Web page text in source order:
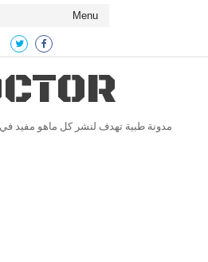
مدونة طبية تهدف لنشر كل ماهو مفيد